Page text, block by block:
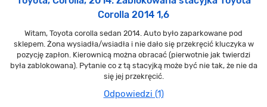
Corolla 2014 1,6
Witam, Toyota corolla sedan 2014. Auto było zaparkowane pod
sklepem. Żona wysiadła/wsiadła i nie dało się przekręcić kluczyka w
pozycję zapłon. Kierownicą można obracać (pierwotnie jak twierdzi
była zablokowana). Pytanie co z tą stacyjką może być nie tak, że nie da
się jej przekręcić.
Odpowiedzi (1)